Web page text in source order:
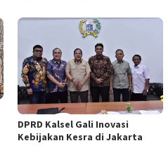
DPRD Kalsel Gali Inovasi
Kebijakan Kesra di Jakarta